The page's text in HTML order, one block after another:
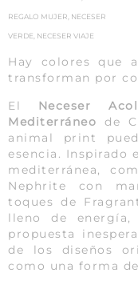
REGALO MUJER, NECESER
VERDE, NECESER VIAJE
Hay colores que
transforman por
El Neceser
Mediterráneo de
animal print
esencia. Inspirado
mediterránea,
Nephrite con
toques de
lleno de energía,
propuesta
de los diseños
como una forma